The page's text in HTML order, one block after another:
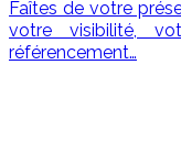
Faîtes de votre
votre visibilité,
référencement…